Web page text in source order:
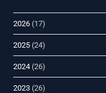
2026 (17)
2025 (24)
2024 (26)
2023 (26)